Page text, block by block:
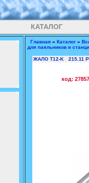
КАТАЛОГ
Главная » Каталог »
для паяльников и
ЖАЛО T12-K 215.11
код: 27857